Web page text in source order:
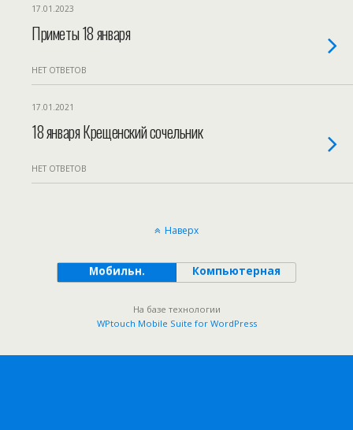
17.01.2023
Приметы 18 января
НЕТ ОТВЕТОВ
17.01.2021
18 января Крещенский сочельник
НЕТ ОТВЕТОВ
Наверх
Мобильн. Компьютерная
На базе технологии
WPtouch Mobile Suite for WordPress